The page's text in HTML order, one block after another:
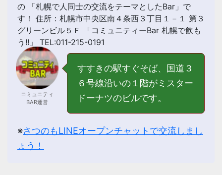
の 「札幌で人同士の交流をテーマとしたBar 」で
す！ 住所：札幌市中央区南４条西３丁目１－１ 第３
グリーンビル５Ｆ 「コミュニティーBar 札幌で飲も
う!!」 TEL:011-215-0191
コミュニティ
BAR運営
すすきの駅すぐそば、国道３
６号線沿いの１階がミスター
ドーナツのビルです。
※さつのもLINEオープンチャットで交流しまし
ょう！